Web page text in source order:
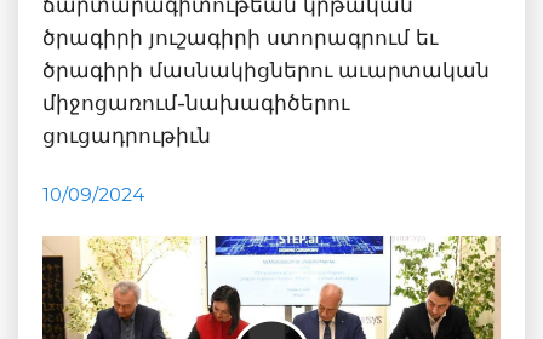
ճարտարագիտութեան կրթական
ծրագիրի յուշագիրի ստորագրում եւ
ծրագիրի մասնակիցներու աւարտական
միջոցառում-նախագիծերու
ցուցադրութիւն
10/09/2024